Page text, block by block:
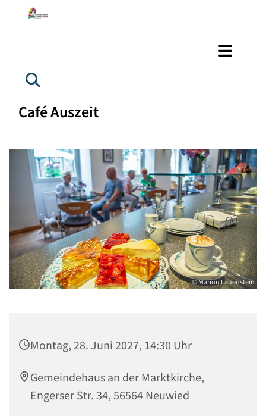
Café Auszeit
© Marion Lauenstein
Montag, 28. Juni 2027, 14:30 Uhr
Gemeindehaus an der Marktkirche,
Engerser Str. 34, 56564 Neuwied